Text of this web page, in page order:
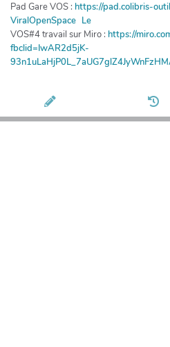
Pad Gare VOS : https://pad.colibris-
ViralOpenSpace Le
VOS#4 travail sur Miro : https://
fbclid=IwAR2d5jK-